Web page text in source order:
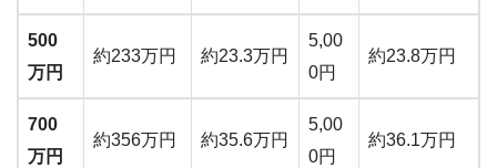
500
万円
約233万円 約23.3万円
5,00
0円
約23.8万円
700
万円
約356万円 約35.6万円
5,00
0円
約36.1万円